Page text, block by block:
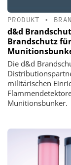
PRODUKT •
d&d
Brandschutz
Die d&d
militärischen
Munitionsbunker.